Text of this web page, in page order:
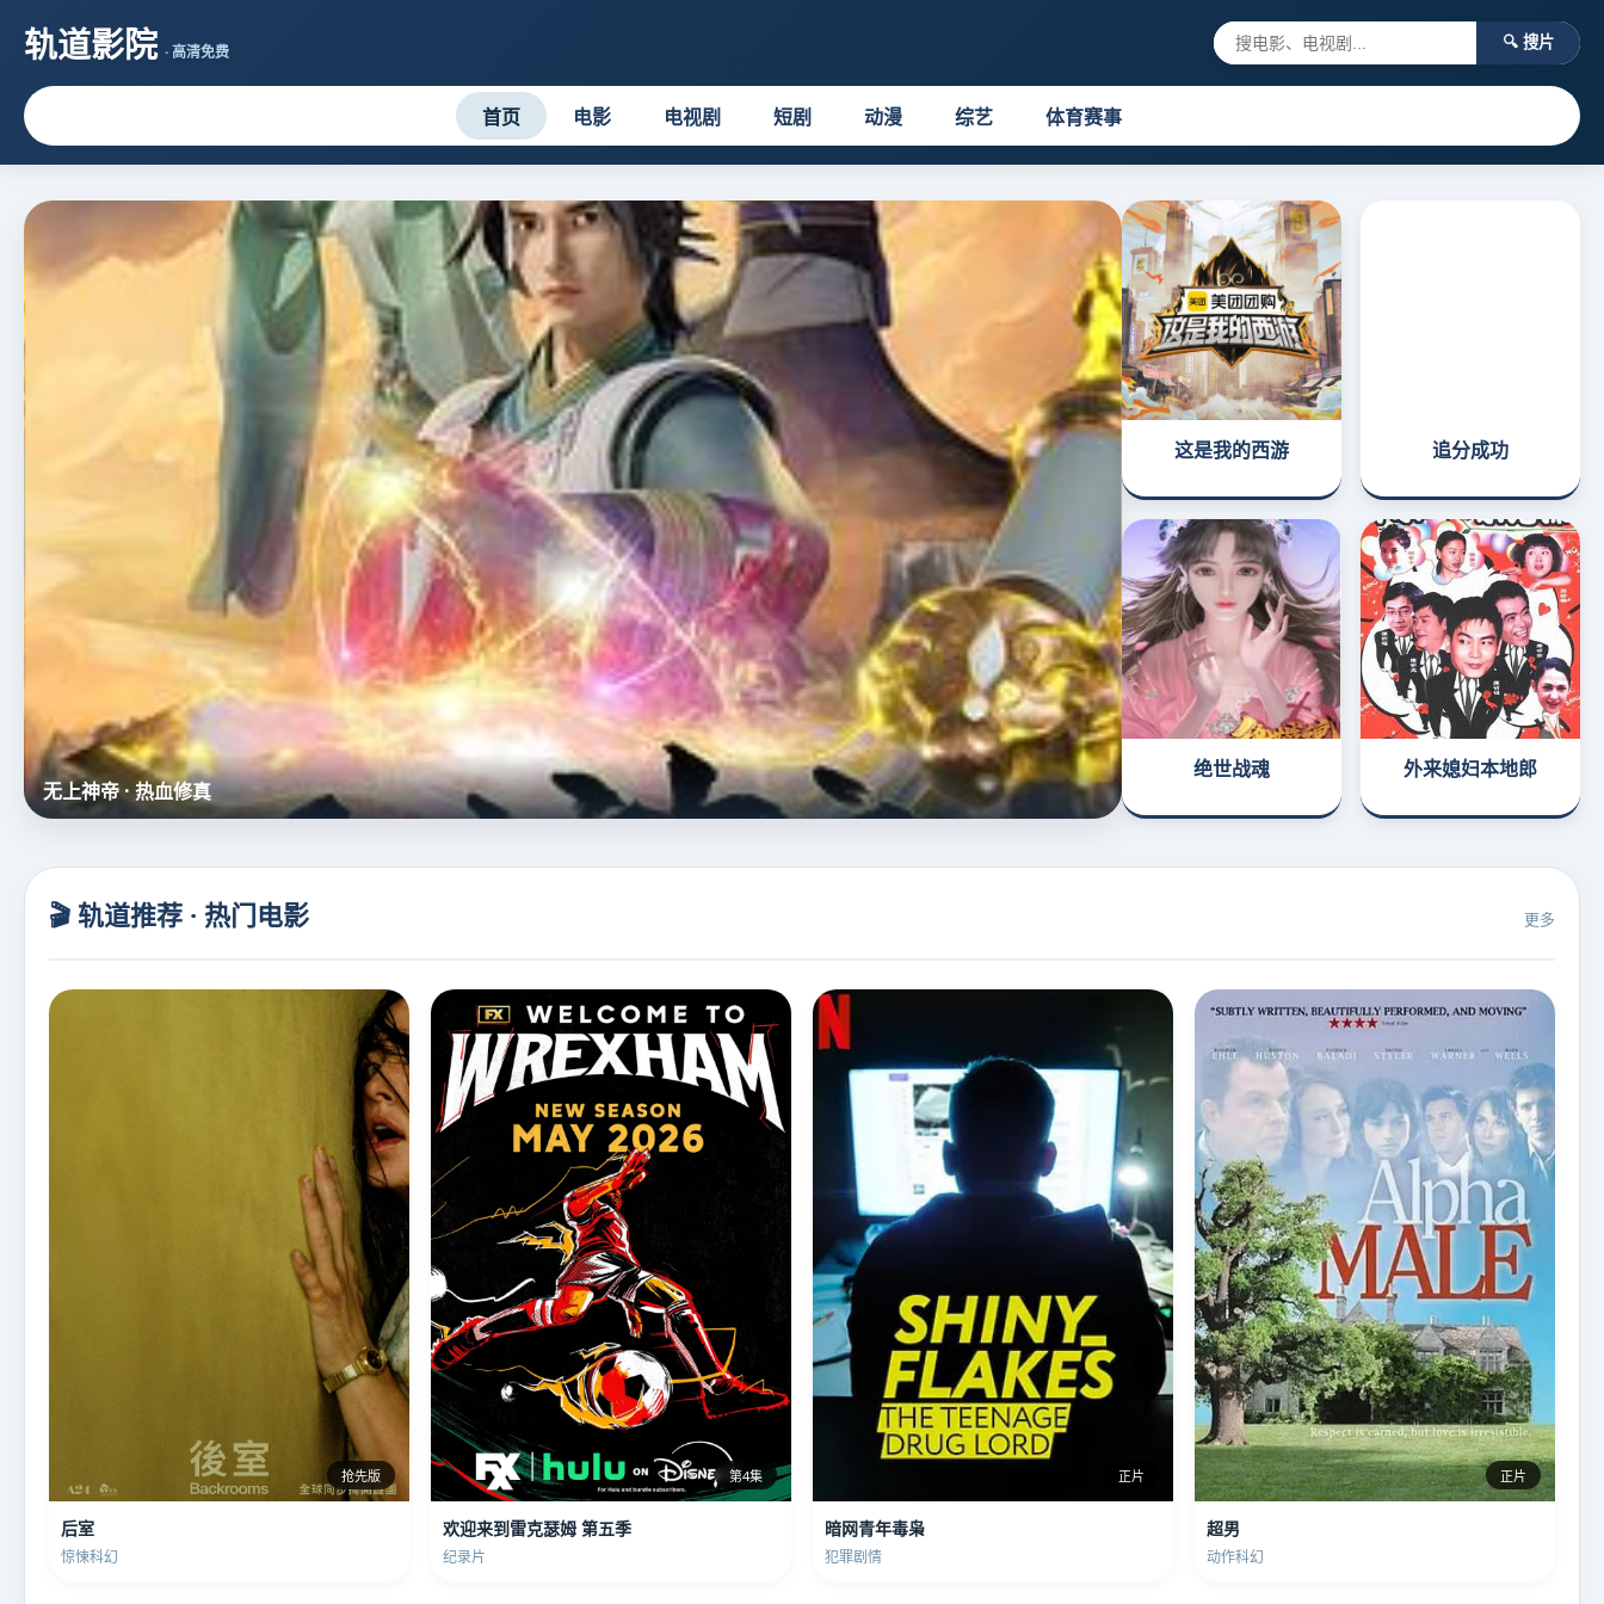
轨道影院 · 高清免费 🔍 搜片
首页 电影 电视剧 短剧 动漫 综艺 体育赛事
名侦探柯南（中配）
这是我的西游 追分成功
绝世战魂 外来媳妇本地郎
🎬 轨道推荐 · 热门电影 更多
抢先版
后室
惊悚科幻
第4集
欢迎来到雷克瑟姆 第五季
纪录片
正片
暗网青年毒枭
犯罪剧情
正片
超男
动作科幻